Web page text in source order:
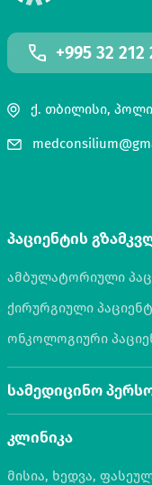
+995 32 212
ქ. თბილისი,
პაციენტის
ამბულატორიული
ქირურგიული
ონკოლოგიური
სამედიცინო
კლინიკა
მისია, ხედვა,